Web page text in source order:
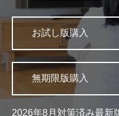
お試し版購入
無期限版購入
2026年8月対策済み最新